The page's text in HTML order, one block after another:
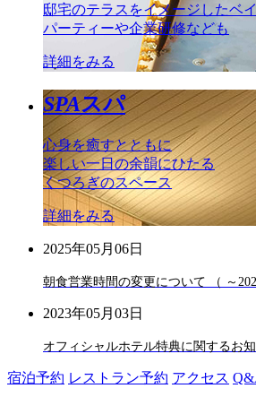
邸宅のテラスをイメージしたベ
パーティーや企業研修なども
詳細をみる
SPAスパ
心身を癒すとともに
楽しい一日の余韻にひたる
くつろぎのスペース
詳細をみる
2025年05月06日
朝食営業時間の変更について （ ～
2023年05月03日
オフィシャルホテル特典に関するお
宿泊予約 レストラン予約 アクセス